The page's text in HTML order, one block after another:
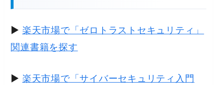
▶ 楽天市場で「ゼロトラストセキュリティ」
関連書籍を探す
▶ 楽天市場で「サイバーセキュリティ入門